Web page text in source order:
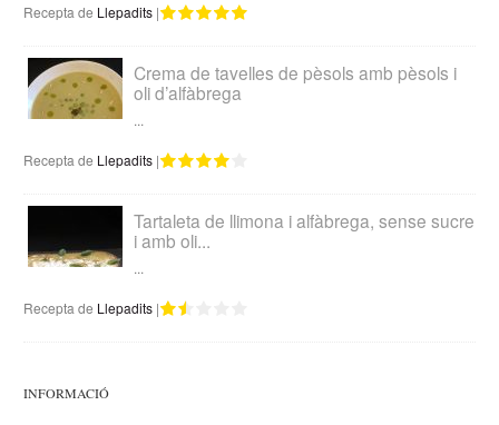
Recepta de Llepadits |
Crema de tavelles de pèsols amb pèsols i
oli d’alfàbrega
...
Recepta de Llepadits |
Tartaleta de llimona i alfàbrega, sense sucre
i amb oli...
...
Recepta de Llepadits |
INFORMACIÓ